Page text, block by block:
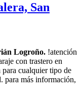
San
Logroño. !atención
con trastero en
para cualquier tipo de
para más información,